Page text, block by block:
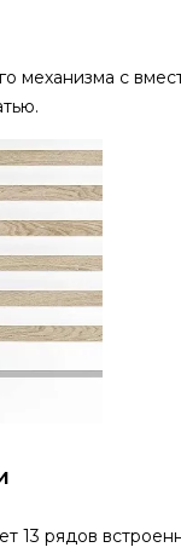
механизма с
13 рядов